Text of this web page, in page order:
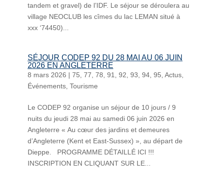
tandem et gravel) de l’IDF. Le séjour se déroulera au
village NEOCLUB les cîmes du lac LEMAN situé à
xxx ‘74450)...
SÉJOUR CODEP 92 DU 28 MAI AU 06 JUIN
2026 EN ANGLETERRE
8 mars 2026 | 75 77 78 91 92 93 94, 95 Actus,
Événements, Tourisme
Le CODEP 92 organise un séjour de 10 jours / 9
nuits du jeudi 28 mai au samedi 06 juin 2026 en
Angleterre « Au cœur des jardins et demeures
d’Angleterre (Kent et East-Sussex) », au départ de
Dieppe. PROGRAMME DÉTAILLÉ ICI !!!
INSCRIPTION EN CLIQUANT SUR LE...